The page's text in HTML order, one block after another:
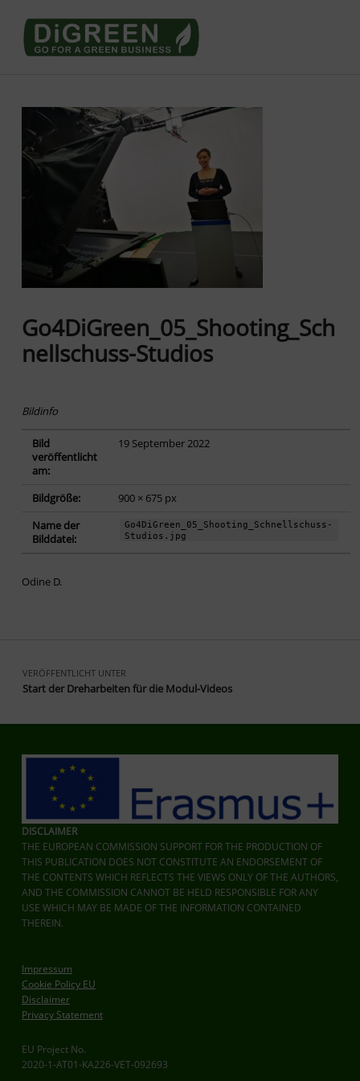
Go4DiGreen_05_Shooting_Sch
nellschuss-Studios
Bildinfo
Bild
veröffentlicht
am:
19 September 2022
Bildgröße:
900 × 675 px
Name der
Bilddatei:
Go4DiGreen_05_Shooting_Schnellschuss-
Studios.jpg
Odine D.
VERÖFFENTLICHT UNTER
Start der Dreharbeiten für die Modul-Videos
DISCLAIMER
THE EUROPEAN COMMISSION SUPPORT FOR THE PRODUCTION OF
THIS PUBLICATION DOES NOT CONSTITUTE AN ENDORSEMENT OF
THE CONTENTS WHICH REFLECTS THE VIEWS ONLY OF THE AUTHORS,
AND THE COMMISSION CANNOT BE HELD RESPONSIBLE FOR ANY
USE WHICH MAY BE MADE OF THE INFORMATION CONTAINED
THEREIN.
Impressum
Cookie Policy EU
Disclaimer
Privacy Statement
EU Project No.
2020-1-AT01-KA226-VET-092693